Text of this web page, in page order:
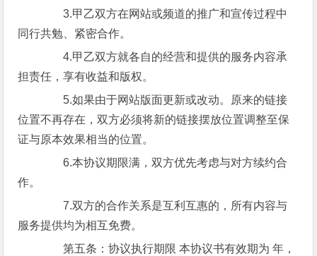
3.甲乙双方在网站或频道的推广和宣传过程中
同行共勉、紧密合作。
4.甲乙双方就各自的经营和提供的服务内容承
担责任，享有收益和版权。
5.如果由于网站版面更新或改动。原来的链接
位置不再存在，双方必须将新的链接摆放位置调整至保
证与原本效果相当的位置。
6.本协议期限满，双方优先考虑与对方续约合
作。
7.双方的合作关系是互利互惠的，所有内容与
服务提供均为相互免费。
第五条：协议执行期限 本协议书有效期为 年，